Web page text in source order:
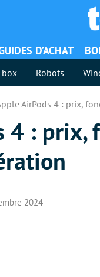
D’ACHAT
box Robots
AirPods 4 : prix,
4 : prix,
2024